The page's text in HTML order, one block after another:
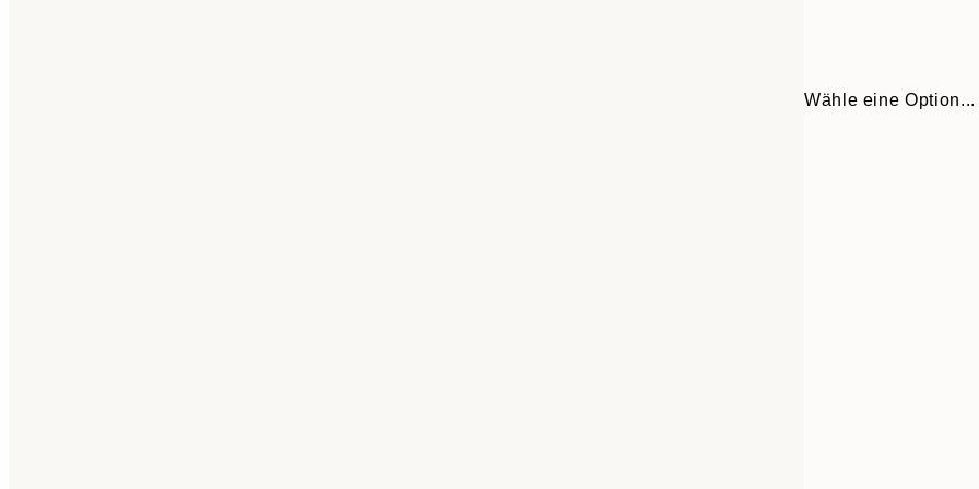
Wähle eine Option...